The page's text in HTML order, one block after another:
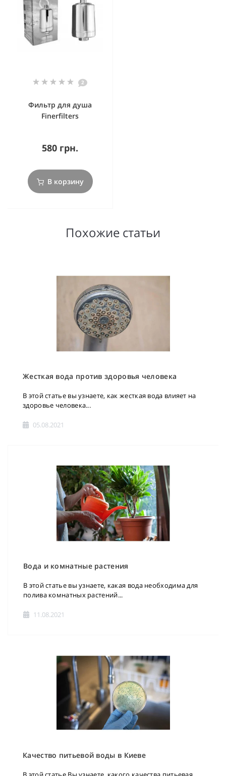
2
Фильтр для душа
Finerfilters
580 грн.
В корзину
Похожие статьи
Жесткая вода против здоровья человека
В этой статье вы узнаете, как жесткая вода влияет на
здоровье человека...
05.08.2021
Вода и комнатные растения
В этой статье вы узнаете, какая вода необходима для
полива комнатных растений...
11.08.2021
Качество питьевой воды в Киеве